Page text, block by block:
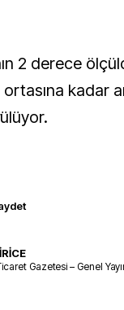
2 derece
ortasına kadar
Gazetesi – Genel